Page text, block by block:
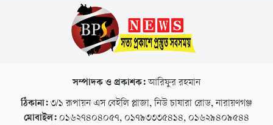
সম্পাদক ও প্রকাশক:আরিফুর রহমান
ঠিকানা: ৩/১ রূপায়ন এস বেইলি প্লাজা, নিউ চাষারা রোড, নারায়ণগঞ্জ
মোবাইল: ০১৬২৭৪০৪০৫৭, ০১৭৯৩৩৩৫৪১৪, ০১৬২৯৪০৯৫৪৪